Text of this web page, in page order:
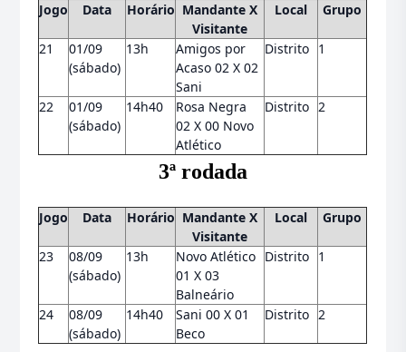
Jogo Data Horário Mandante X
Visitante
Local Grupo
21
01/09
(sábado)
13h
Amigos por
Acaso 02 X 02
Sani
Distrito 1
22
01/09
(sábado)
14h40
Rosa Negra
02 X 00 Novo
Atlético
Distrito 2
3ª rodada
Jogo Data Horário Mandante X
Visitante
Local Grupo
23
08/09
(sábado)
13h
Novo Atlético
01 X 03
Balneário
Distrito 1
24
08/09
(sábado)
14h40
Sani 00 X 01
Beco
Distrito 2